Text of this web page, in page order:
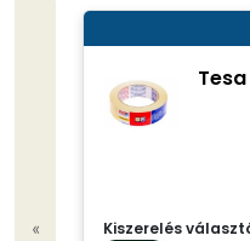
«
Kiszerelés